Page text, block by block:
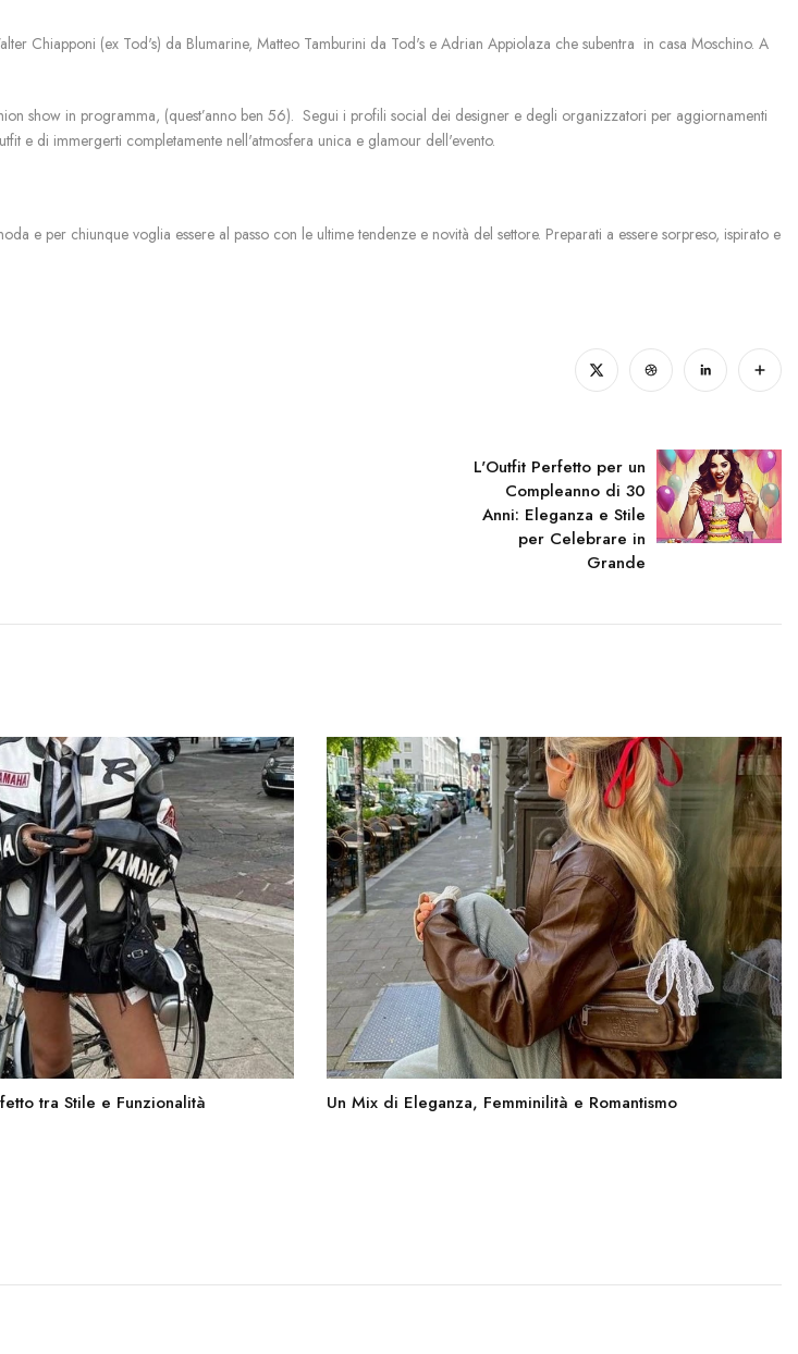
Chiapponi (ex Tod's) da Blumarine, Matteo Tamburini da Tod's e Adrian Appiolaza che subentra in casa Moschino. A
show in programma, (quest’anno ben 56). Segui i profili social dei designer e degli organizzatori per aggiornamenti
e di immergerti completamente nell'atmosfera unica e glamour dell'evento.
e per chiunque voglia essere al passo con le ultime tendenze e novità del settore. Preparati a essere sorpreso, ispirato e
L'Outfit Perfetto per un
Compleanno di 30
Anni: Eleganza e Stile
per Celebrare in
Grande
tra Stile e Funzionalità Un Mix di Eleganza, Femminilità e Romantismo